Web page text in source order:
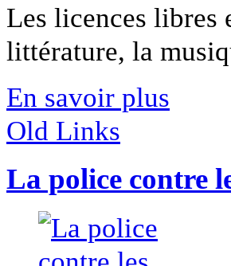
Les licences libres
littérature, la
En savoir plus
Old Links
La police contre